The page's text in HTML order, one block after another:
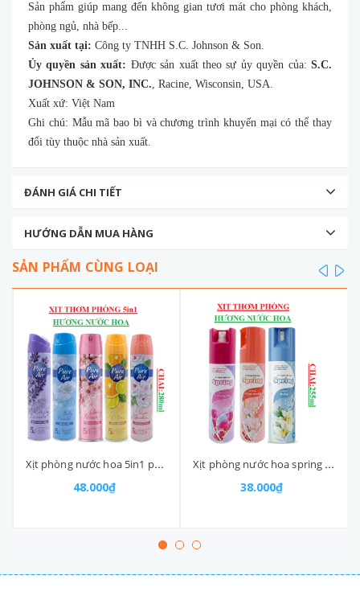
Sản phẩm giúp mang đến không gian tươi mát cho phòng khách,
phòng ngủ, nhà bếp...
Sản xuất tại: Công ty TNHH S.C. Johnson & Son.
Ủy quyền sản xuất: Được sản xuất theo sự ủy quyền của: S.C.
JOHNSON & SON, INC., Racine, Wisconsin, USA.
Xuất xứ: Việt Nam
Ghi chú: Mẫu mã bao bì và chương trình khuyến mại có thể thay
đổi tùy thuộc nhà sản xuất.
ĐÁNH GIÁ CHI TIẾT
HƯỚNG DẪN MUA HÀNG
SẢN PHẨM CÙNG LOẠI
Xịt phòng nước hoa 5in1 pure air SCC chai 280ml
48.000₫
Xịt phòng nước hoa spring SCC chai 255ml
38.000₫
prev